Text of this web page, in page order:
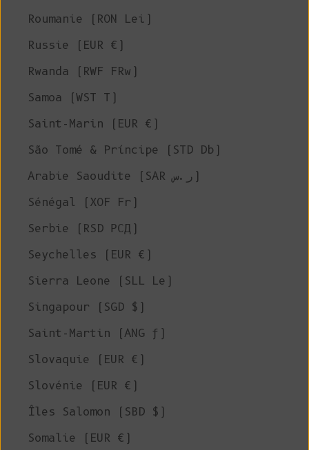
Roumanie (RON Lei)
Russie (EUR €)
Rwanda (RWF FRw)
Samoa (WST T)
Saint-Marin (EUR €)
São Tomé & Príncipe (STD Db)
Arabie Saoudite (SAR ر.س)
Sénégal (XOF Fr)
Serbie (RSD РСД)
Seychelles (EUR €)
Sierra Leone (SLL Le)
Singapour (SGD $)
Saint-Martin (ANG ƒ)
Slovaquie (EUR €)
Slovénie (EUR €)
Îles Salomon (SBD $)
Somalie (EUR €)